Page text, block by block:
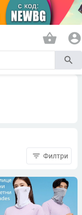
shopping_basket account_circle
search
filter_list Филтри